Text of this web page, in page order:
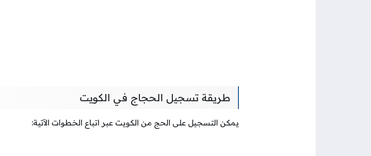
طريقة تسجيل الحجاج في الكويت
يمكن التسجيل على الحج من الكويت عبر اتباع الخطوات الآتية: